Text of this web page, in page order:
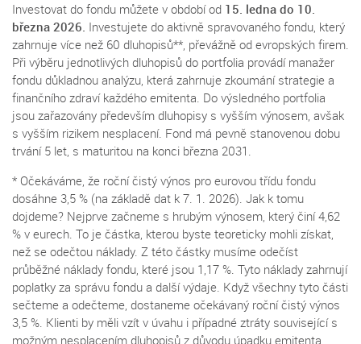
Investovat do fondu můžete v období od 15. ledna do 10.
března 2026. Investujete do aktivně spravovaného fondu, který
zahrnuje více než 60 dluhopisů**, převážně od evropských firem.
Při výběru jednotlivých dluhopisů do portfolia provádí manažer
fondu důkladnou analýzu, která zahrnuje zkoumání strategie a
finančního zdraví každého emitenta. Do výsledného portfolia
jsou zařazovány především dluhopisy s vyšším výnosem, avšak
s vyšším rizikem nesplacení. Fond má pevně stanovenou dobu
trvání 5 let, s maturitou na konci března 2031.
* Očekáváme, že roční čistý výnos pro eurovou třídu fondu
dosáhne 3,5 % (na základě dat k 7. 1. 2026). Jak k tomu
dojdeme? Nejprve začneme s hrubým výnosem, který činí 4,62
% v eurech. To je částka, kterou byste teoreticky mohli získat,
než se odečtou náklady. Z této částky musíme odečíst
průběžné náklady fondu, které jsou 1,17 %. Tyto náklady zahrnují
poplatky za správu fondu a další výdaje. Když všechny tyto části
sečteme a odečteme, dostaneme očekávaný roční čistý výnos
3,5 %. Klienti by měli vzít v úvahu i případné ztráty související s
možným nesplacením dluhopisů z důvodu úpadku emitenta.